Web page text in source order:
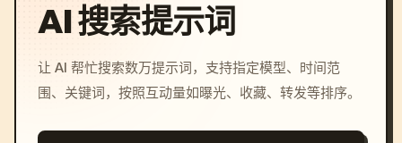
AI 搜索提示词
让 AI 帮忙搜索数万提示词，支持指定模型、时间范
围、关键词，按照互动量如曝光、收藏、转发等排序。